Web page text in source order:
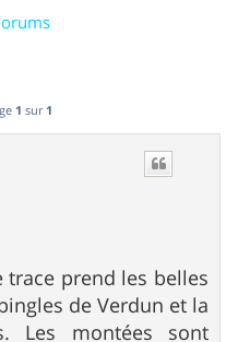
1 sur 1
trace prend les belles
de Verdun et la
Les montées sont